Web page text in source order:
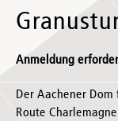
Anmeldung
Der Aachener Dom
Route